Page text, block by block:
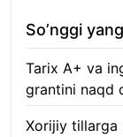
So’nggi
Tarix A+ va
grantini naqd
Xorijiy tillarga